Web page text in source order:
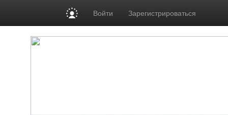
Войти Зарегистрироваться